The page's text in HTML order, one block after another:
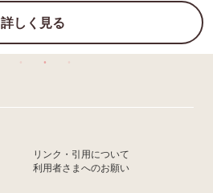
詳しく見る
リンク・引用について
利用者さまへのお願い